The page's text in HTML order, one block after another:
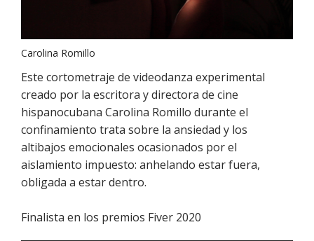
Carolina Romillo
Este cortometraje de videodanza experimental
creado por la escritora y directora de cine
hispanocubana Carolina Romillo durante el
confinamiento trata sobre la ansiedad y los
altibajos emocionales ocasionados por el
aislamiento impuesto: anhelando estar fuera,
obligada a estar dentro.
Finalista en los premios Fiver 2020